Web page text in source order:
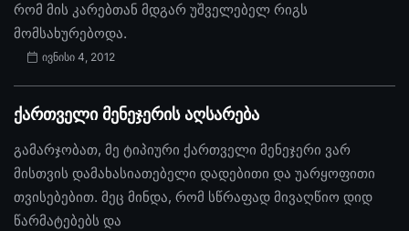
რომ მის კარებთან მდგარ უშველებელ რიგს
მომსახურებოდა.
ივნისი 4, 2012
ქართველი მენეჯერის აღსარება
გამარჯობათ, მე ტიპიური ქართველი მენეჯერი ვარ
მისთვის დამახასიათებელი დადებითი და უარყოფითი
თვისებებით. მეც მინდა, რომ სწრაფად მივაღწიო დიდ
წარმატებებს და